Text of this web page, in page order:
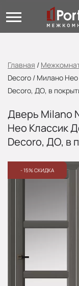
Главная /
Decoro / Милано Нео
Decoro, ДО, в
Дверь Milano
Нео Классик
Decoro, ДО, в
- 15% СКИДКА